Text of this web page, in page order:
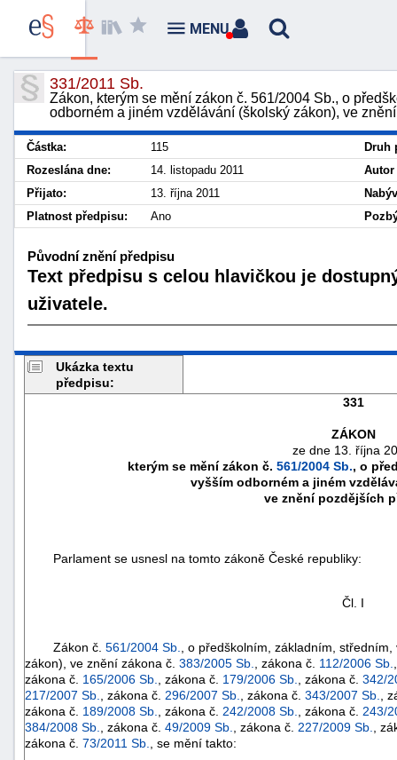
331/2011 Sb.
Zákon, kterým se mění zákon č. 561/2004 Sb., o
odborném a jiném vzdělávání (školský zákon), ve
Částka: 115
Druh
Rozeslána dne:
14. listopadu 2011
Přijato:
13. října 2011
Platnost předpisu:
Ano
Původní znění předpisu
Text předpisu s celou hlavičkou je
uživatele.
Ukázka textu
předpisu:
331
ZÁKON
ze dne 13. října
kterým se mění zákon č. 561/2004 Sb., o
vyšším odborném a jiném
ve znění pozdějších
Parlament se usnesl na tomto zákoně České republiky:
Čl. I
Zákon č. 561/2004 Sb.
, o předškolním, základním,
zákon), ve znění zákona č. 383/2005 Sb. , zákona č. 112/2006 Sb.
zákona č. 165/2006 Sb. , zákona č. 179/2006 Sb. , zákona č. 342/
217/2007 Sb.
, zákona č. 296/2007 Sb. , zákona č. 343/2007 Sb.
,
zákona č. 189/2008 Sb. , zákona č. 242/2008 Sb. , zákona č. 243/
384/2008 Sb.
, zákona č. 49/2009 Sb. , zákona č. 227/2009 Sb.
,
zákona č. 73/2011 Sb.
, se mění takto:
MENU
náhrady
škody